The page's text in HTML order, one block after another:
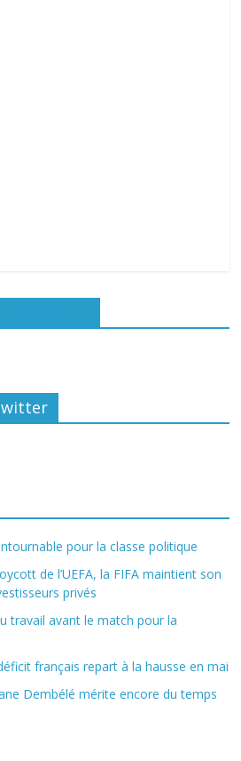
pour la classe politique
de l’UEFA, la FIFA maintient son
privés
travail avant le match pour la
français repart à la hausse en mai
Dembélé mérite encore du temps